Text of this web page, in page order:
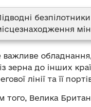
важливе
зерна до інших
лінії та її
того, Велика